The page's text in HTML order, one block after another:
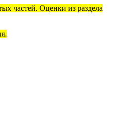
частей. Оценки из раздела